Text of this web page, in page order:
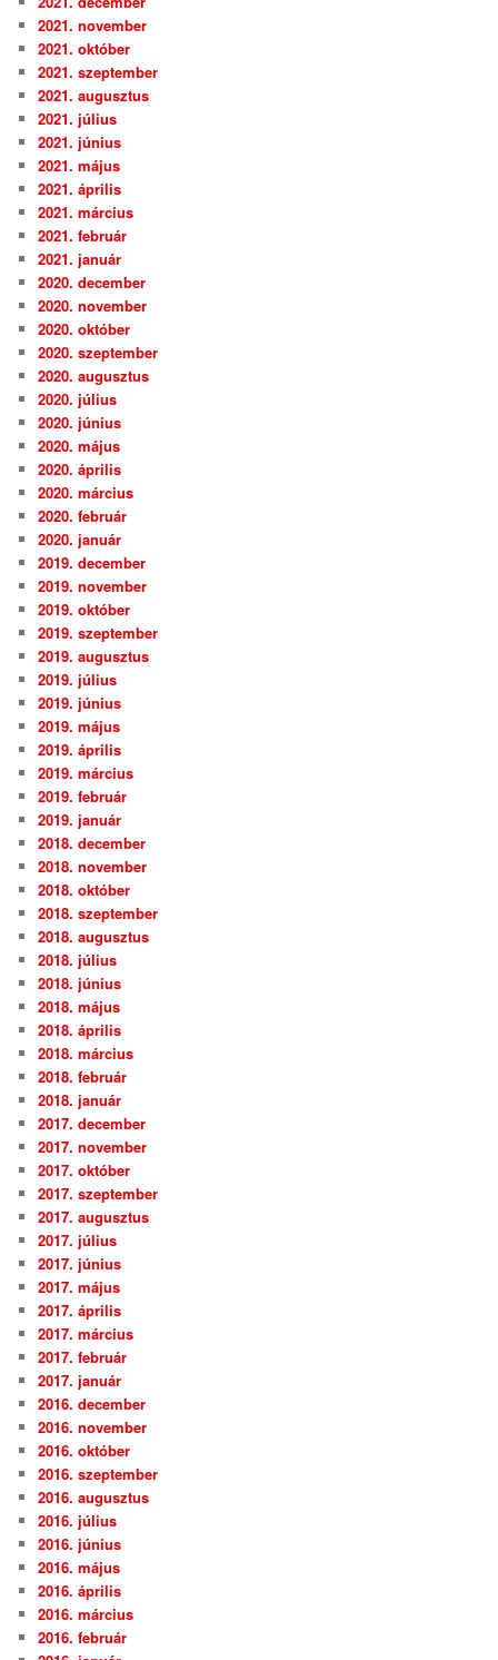
2021. november
2021. október
2021. szeptember
2021. augusztus
2021. július
2021. június
2021. május
2021. április
2021. március
2021. február
2021. január
2020. december
2020. november
2020. október
2020. szeptember
2020. augusztus
2020. július
2020. június
2020. május
2020. április
2020. március
2020. február
2020. január
2019. december
2019. november
2019. október
2019. szeptember
2019. augusztus
2019. július
2019. június
2019. május
2019. április
2019. március
2019. február
2019. január
2018. december
2018. november
2018. október
2018. szeptember
2018. augusztus
2018. július
2018. június
2018. május
2018. április
2018. március
2018. február
2018. január
2017. december
2017. november
2017. október
2017. szeptember
2017. augusztus
2017. július
2017. június
2017. május
2017. április
2017. március
2017. február
2017. január
2016. december
2016. november
2016. október
2016. szeptember
2016. augusztus
2016. július
2016. június
2016. május
2016. április
2016. március
2016. február